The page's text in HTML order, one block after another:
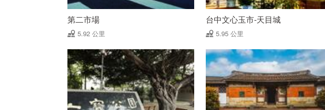
第二市場
5.92 公里
台中文心玉市-天目城
5.95 公里